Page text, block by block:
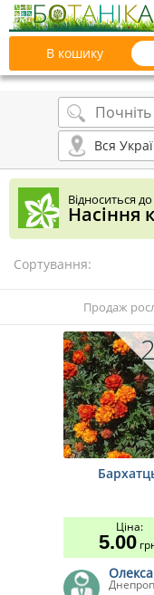
В кошику
Відноситься
Насіння
Сортування:
Продаж
Ціна:
5.00